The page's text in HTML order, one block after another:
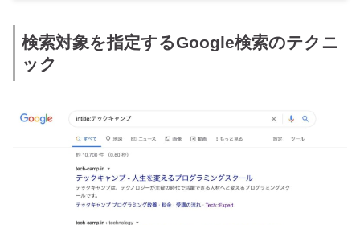
検索対象を指定するGoogle検索のテクニ
ック